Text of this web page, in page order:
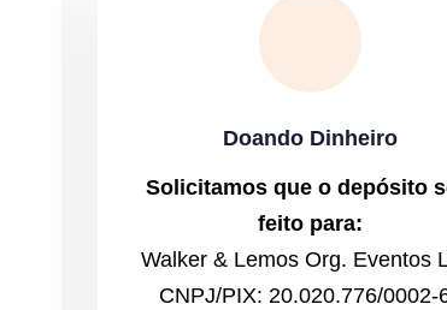
Doando Dinheiro
Solicitamos que o depósito
feito para:
Walker & Lemos Org. Eventos
CNPJ/PIX: 20.020.776/0002-